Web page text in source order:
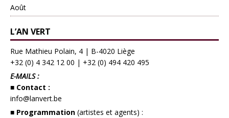
Août
L’AN VERT
Rue Mathieu Polain, 4 | B-4020 Liège
+32 (0) 4 342 12 00 | +32 (0) 494 420 495
E-MAILS :
■ Contact :
info@lanvert.be
■ Programmation (artistes et agents) :